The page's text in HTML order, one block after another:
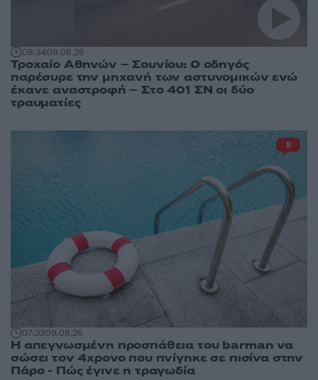
08:3409.08.26
Τροχαίο Αθηνών – Σουνίου: Ο οδηγός
παρέσυρε την μηχανή των αστυνομικών ενώ
έκανε αναστροφή – Στο 401 ΣΝ οι δύο
τραυματίες
07:3309.08.26
Η απεγνωσμένη προσπάθεια του barman να
σώσει τον 4χρονο που πνίγηκε σε πισίνα στην
Πάρο - Πώς έγινε η τραγωδία
8